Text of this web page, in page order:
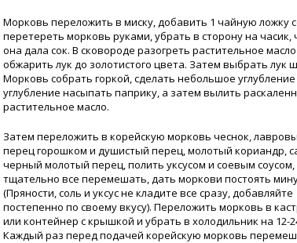
Морковь переложить в миску, добавить 1 чайную ложку
перетереть морковь руками, убрать в сторону на часик,
она дала сок. В сковороде разогреть растительное
обжарить лук до золотистого цвета. Затем выбрать лук
Морковь собрать горкой, сделать небольшое углубление
углубление насыпать паприку, а затем вылить
растительное масло.
Затем переложить в корейскую морковь чеснок,
перец горошком и душистый перец, молотый кориандр,
черный молотый перец, полить уксусом и соевым соусом,
тщательно все перемешать, дать моркови постоять
(Пряности, соль и уксус не кладите все сразу, добавляйте
постепенно по своему вкусу). Переложить морковь в
или контейнер с крышкой и убрать в холодильник на 12-
Каждый раз перед подачей корейскую морковь